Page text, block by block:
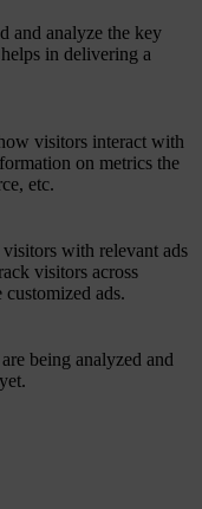
and analyze the key
in delivering a
visitors interact with
on metrics the
etc.
with relevant ads
visitors across
ads.
being analyzed and